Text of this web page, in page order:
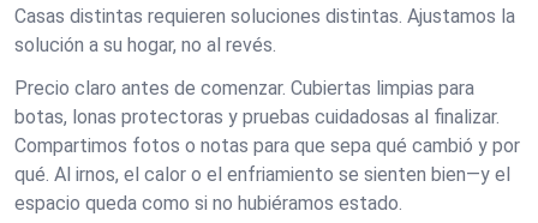
Casas distintas requieren soluciones distintas. Ajustamos la
solución a su hogar, no al revés.
Precio claro antes de comenzar. Cubiertas limpias para
botas, lonas protectoras y pruebas cuidadosas al finalizar.
Compartimos fotos o notas para que sepa qué cambió y por
qué. Al irnos, el calor o el enfriamiento se sienten bien—y el
espacio queda como si no hubiéramos estado.